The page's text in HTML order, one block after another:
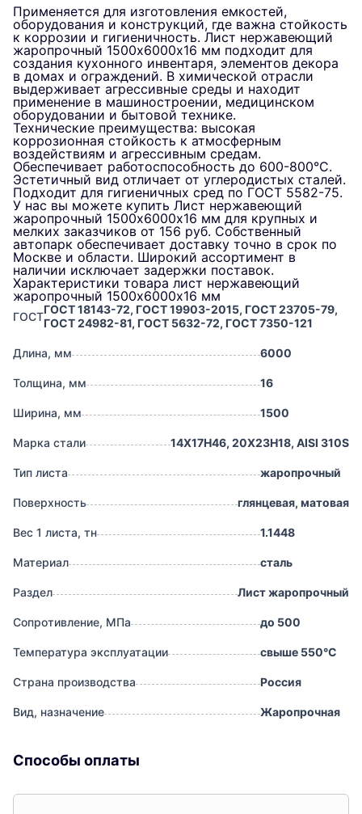
Применяется для изготовления емкостей,
оборудования и конструкций, где важна стойкость
к коррозии и гигиеничность. Лист нержавеющий
жаропрочный 1500х6000х16 мм подходит для
создания кухонного инвентаря, элементов декора
в домах и ограждений. В химической отрасли
выдерживает агрессивные среды и находит
применение в машиностроении, медицинском
оборудовании и бытовой технике.
Технические преимущества: высокая
коррозионная стойкость к атмосферным
воздействиям и агрессивным средам.
Обеспечивает работоспособность до 600-800°C.
Эстетичный вид отличает от углеродистых сталей.
Подходит для гигиеничных сред по ГОСТ 5582-75.
У нас вы можете купить Лист нержавеющий
жаропрочный 1500х6000х16 мм для крупных и
мелких заказчиков от 156 руб. Собственный
автопарк обеспечивает доставку точно в срок по
Москве и области. Широкий ассортимент в
наличии исключает задержки поставок.
Характеристики товара лист нержавеющий
жаропрочный 1500х6000х16 мм
ГОСТГОСТ 18143-72, ГОСТ 19903-2015, ГОСТ 23705-79,
ГОСТ 24982-81, ГОСТ 5632-72, ГОСТ 7350-121
Длина, мм 6000
Толщина, мм 16
Ширина, мм 1500
Марка стали 14Х17Н46, 20Х23Н18, AISI 310S
Тип листа жаропрочный
Поверхность глянцевая, матовая
Вес 1 листа, тн 1.1448
Материал сталь
Раздел Лист жаропрочный
Сопротивление, МПа до 500
Температура эксплуатации свыше 550°С
Страна производства Россия
Вид, назначение Жаропрочная
Способы оплаты